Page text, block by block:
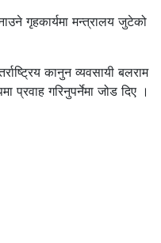
गृहकार्यमा मन्त्रालय जुटेको
कानुन व्यवसायी बलराम
प्रवाह गरिनुपर्नेमा जोड दिए ।